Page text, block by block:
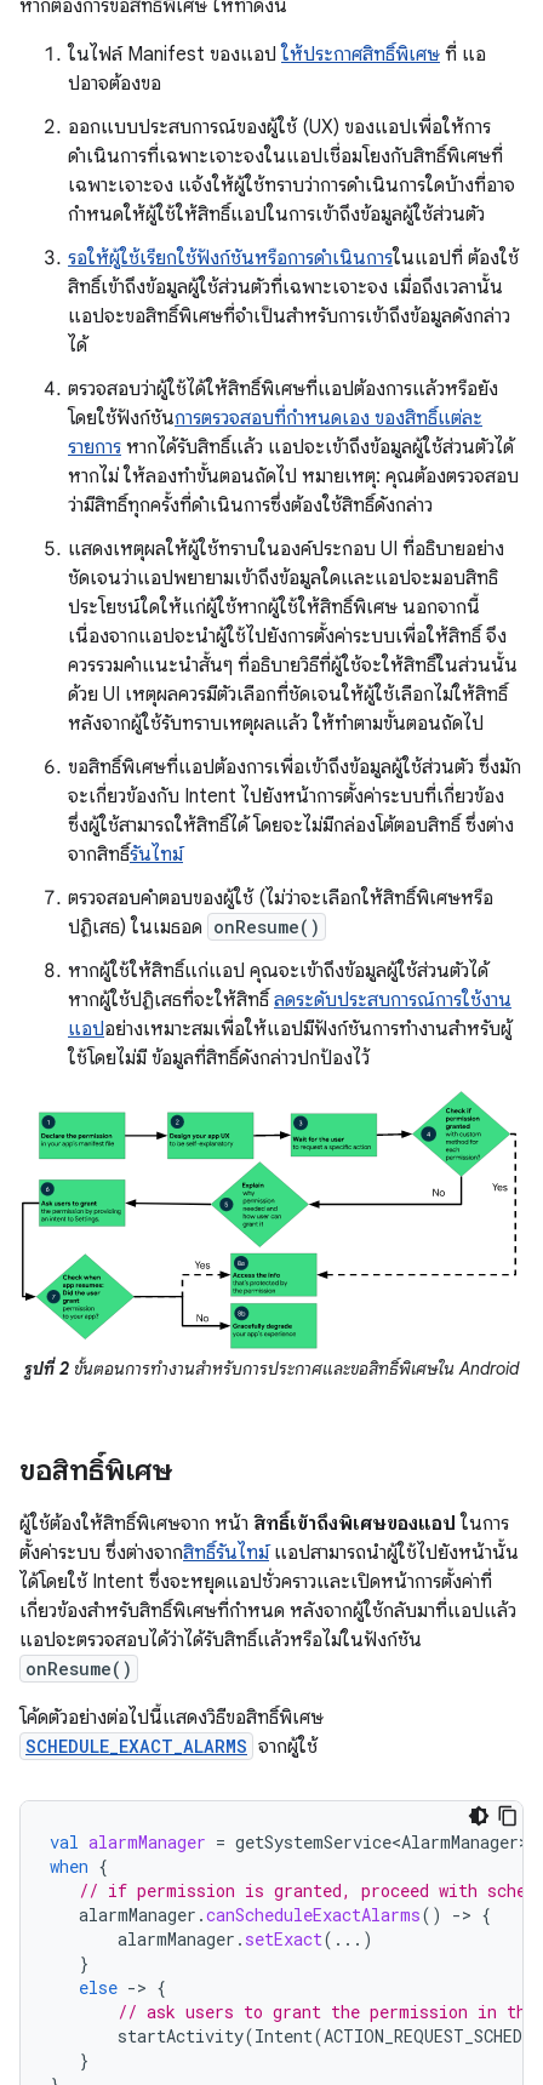
หากต้องการขอสิทธิ์พิเศษ ให้ทำดังนี้
ในไฟล์ Manifest ของแอป ให้ประกาศสิทธิ์พิเศษ ที่ แอ
ปอาจต้องขอ
ออกแบบประสบการณ์ของผู้ใช้ (UX) ของแอปเพื่อให้การ
ดำเนินการที่เฉพาะเจาะจงในแอปเชื่อมโยงกับสิทธิ์พิเศษที่
เฉพาะเจาะจง แจ้งให้ผู้ใช้ทราบว่าการดำเนินการใดบ้างที่อาจ
กำหนดให้ผู้ใช้ให้สิทธิ์แอปในการเข้าถึงข้อมูลผู้ใช้ส่วนตัว
รอให้ผู้ใช้เรียกใช้ฟังก์ชันหรือการดำเนินการในแอปที่ ต้องใช้
สิทธิ์เข้าถึงข้อมูลผู้ใช้ส่วนตัวที่เฉพาะเจาะจง เมื่อถึงเวลานั้น
แอปจะขอสิทธิ์พิเศษที่จำเป็นสำหรับการเข้าถึงข้อมูลดังกล่าว
ได้
ตรวจสอบว่าผู้ใช้ได้ให้สิทธิ์พิเศษที่แอปต้องการแล้วหรือยัง
โดยใช้ฟังก์ชันการตรวจสอบที่กำหนดเอง ของสิทธิ์แต่ละ
รายการ หากได้รับสิทธิ์แล้ว แอปจะเข้าถึงข้อมูลผู้ใช้ส่วนตัวได้
หากไม่ ให้ลองทำขั้นตอนถัดไป หมายเหตุ: คุณต้องตรวจสอบ
ว่ามีสิทธิ์ทุกครั้งที่ดำเนินการซึ่งต้องใช้สิทธิ์ดังกล่าว
แสดงเหตุผลให้ผู้ใช้ทราบในองค์ประกอบ UI ที่อธิบายอย่าง
ชัดเจนว่าแอปพยายามเข้าถึงข้อมูลใดและแอปจะมอบสิทธิ
ประโยชน์ใดให้แก่ผู้ใช้หากผู้ใช้ให้สิทธิ์พิเศษ นอกจากนี้
เนื่องจากแอปจะนำผู้ใช้ไปยังการตั้งค่าระบบเพื่อให้สิทธิ์ จึง
ควรรวมคำแนะนำสั้นๆ ที่อธิบายวิธีที่ผู้ใช้จะให้สิทธิ์ในส่วนนั้น
ด้วย UI เหตุผลควรมีตัวเลือกที่ชัดเจนให้ผู้ใช้เลือกไม่ให้สิทธิ์
หลังจากผู้ใช้รับทราบเหตุผลแล้ว ให้ทำตามขั้นตอนถัดไป
ขอสิทธิ์พิเศษที่แอปต้องการเพื่อเข้าถึงข้อมูลผู้ใช้ส่วนตัว ซึ่งมัก
จะเกี่ยวข้องกับ Intent ไปยังหน้าการตั้งค่าระบบที่เกี่ยวข้อง
ซึ่งผู้ใช้สามารถให้สิทธิ์ได้ โดยจะไม่มีกล่องโต้ตอบสิทธิ์ ซึ่งต่าง
จากสิทธิ์รันไทม์
ตรวจสอบคำตอบของผู้ใช้ (ไม่ว่าจะเลือกให้สิทธิ์พิเศษหรือ
ปฏิเสธ) ในเมธอด onResume()
หากผู้ใช้ให้สิทธิ์แก่แอป คุณจะเข้าถึงข้อมูลผู้ใช้ส่วนตัวได้
หากผู้ใช้ปฏิเสธที่จะให้สิทธิ์ ลดระดับประสบการณ์การใช้งาน
แอปอย่างเหมาะสมเพื่อให้แอปมีฟังก์ชันการทำงานสำหรับผู้
ใช้โดยไม่มี ข้อมูลที่สิทธิ์ดังกล่าวปกป้องไว้
รูปที่ 2 ขั้นตอนการทำงานสำหรับการประกาศและขอสิทธิ์พิเศษใน Android
ขอสิทธิ์พิเศษ
ผู้ใช้ต้องให้สิทธิ์พิเศษจาก หน้า สิทธิ์เข้าถึงพิเศษของแอป ในการ
ตั้งค่าระบบ ซึ่งต่างจากสิทธิ์รันไทม์แอปสามารถนำผู้ใช้ไปยังหน้านั้น
ได้โดยใช้ Intent ซึ่งจะหยุดแอปชั่วคราวและเปิดหน้าการตั้งค่าที่
เกี่ยวข้องสำหรับสิทธิ์พิเศษที่กำหนด หลังจากผู้ใช้กลับมาที่แอปแล้ว
แอปจะตรวจสอบได้ว่าได้รับสิทธิ์แล้วหรือไม่ในฟังก์ชัน
onResume()
โค้ดตัวอย่างต่อไปนี้แสดงวิธีขอสิทธิ์พิเศษ
SCHEDULE_EXACT_ALARMS จากผู้ใช้
val alarmManager = getSystemService<AlarmManager>
when {
// if permission is granted, proceed with
alarmManager .canScheduleExactAlarms() -> {
alarmManager . setExact(...)
}
else -> {
// ask users to grant the permission in the
startActivity(Intent(
}